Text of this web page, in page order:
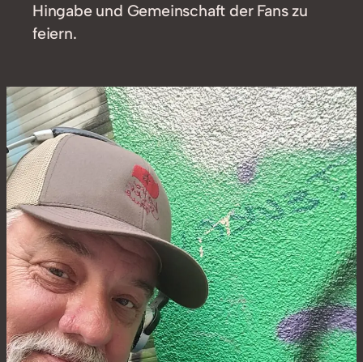
Hingabe und Gemeinschaft der Fans zu
feiern.